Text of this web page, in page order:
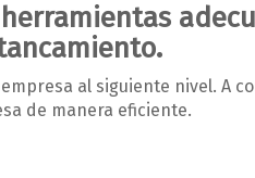
al siguiente nivel. A
de manera eficiente.